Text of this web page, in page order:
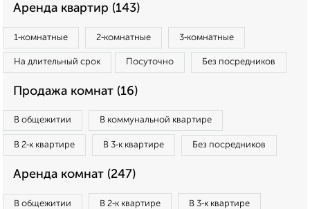
Аренда квартир (143)
1‑комнатные 2‑комнатные 3‑комнатные
На длительный срок Посуточно Без посредников
Продажа комнат (16)
В общежитии В коммунальной квартире
В 2‑к квартире В 3‑к квартире Без посредников
Аренда комнат (247)
В общежитии В 2‑к квартире В 3‑к квартире